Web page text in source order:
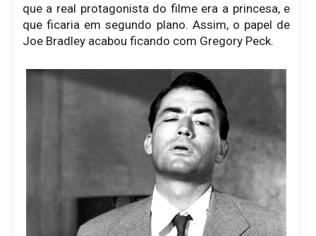
que a real protagonista do filme era a princesa, e
que ficaria em segundo plano. Assim, o papel de
Joe Bradley acabou ficando com Gregory Peck.